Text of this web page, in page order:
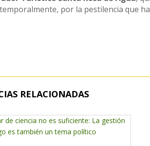
por la pestilencia que
RELACIONADAS